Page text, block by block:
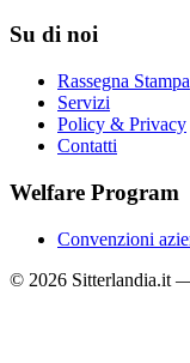
Su di noi
Rassegna Stampa
Servizi
Policy & Privacy
Contatti
Welfare Program
Convenzioni
© 2026 Sitterlandia.it